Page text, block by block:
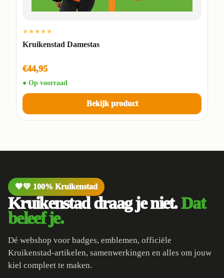
★★★★★
Kruikenstad Damestas
€44,95
● Op voorraad
Bekijk product
🧡💚 100% Kruikenstad
Kruikenstad draag je niet.Dat
beleef je.
Dé webshop voor badges, emblemen, officiële
Kruikenstad-artikelen, samenwerkingen en alles om jouw
kiel compleet te maken.